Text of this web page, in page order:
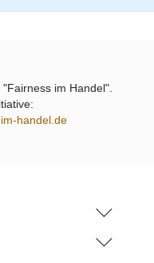
im Handel".
handel.de